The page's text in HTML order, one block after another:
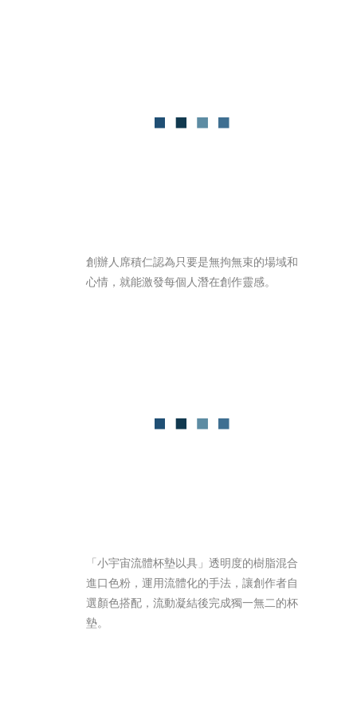
創辦人席積仁認為只要是無拘無束的場域和
心情，就能激發每個人潛在創作靈感。
「小宇宙流體杯墊以具」透明度的樹脂混合
進口色粉，運用流體化的手法，讓創作者自
選顏色搭配，流動凝結後完成獨一無二的杯
墊。